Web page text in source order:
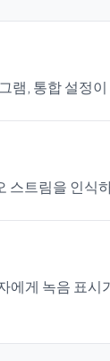
램, 통합 설정
트림을 인식
게 녹음 표시